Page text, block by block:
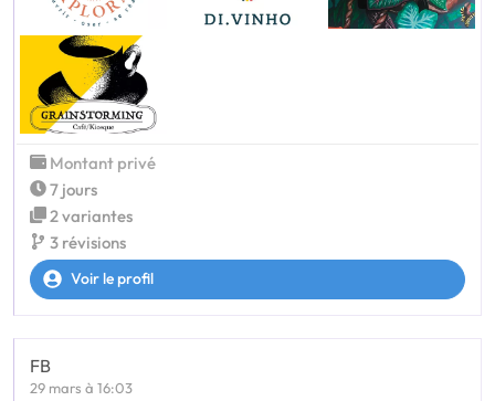
Montant privé
7 jours
2 variantes
3 révisions
Voir le profil
FB
29 mars à 16:03